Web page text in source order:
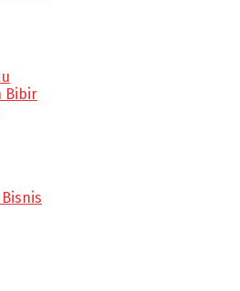
Bibir